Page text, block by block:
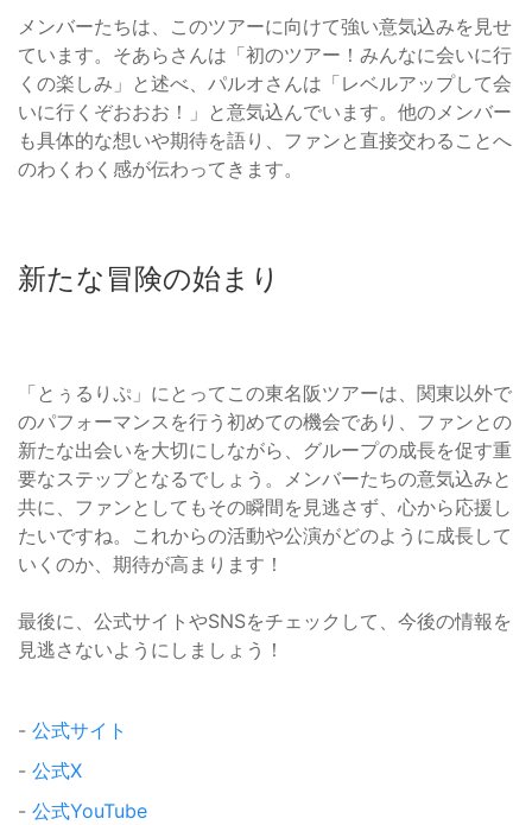
メンバーたちは、このツアーに向けて強い意気込みを見せ
ています。そあらさんは「初のツアー！みんなに会いに行
くの楽しみ」と述べ、パルオさんは「レベルアップして会
いに行くぞおおお！」と意気込んでいます。他のメンバー
も具体的な想いや期待を語り、ファンと直接交わることへ
のわくわく感が伝わってきます。
新たな冒険の始まり
「とぅるりぷ」にとってこの東名阪ツアーは、関東以外で
のパフォーマンスを行う初めての機会であり、ファンとの
新たな出会いを大切にしながら、グループの成長を促す重
要なステップとなるでしょう。メンバーたちの意気込みと
共に、ファンとしてもその瞬間を見逃さず、心から応援し
たいですね。これからの活動や公演がどのように成長して
いくのか、期待が高まります！
最後に、公式サイトやSNSをチェックして、今後の情報を
見逃さないようにしましょう！
- 公式サイト
- 公式X
- 公式YouTube